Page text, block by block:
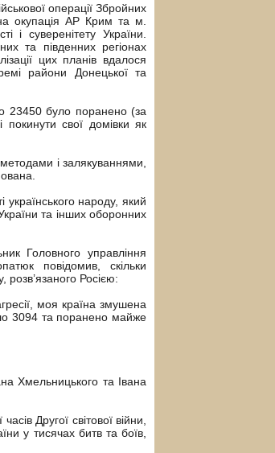
операції Збройних
окупація АР Крим та м.
суверенітету України.
та південних регіонах
цих планів вдалося
райони Донецької та
23450 було поранено (за
свої домівки як
і залякуваннями,
українського народу, який
та інших оборонних
Головного управління
повідомив, скільки
розв’язаного Росією:
моя країна змушена
3094 та поранено майже
Хмельницького та Івана
Другої світової війни,
у тисячах битв та боїв,